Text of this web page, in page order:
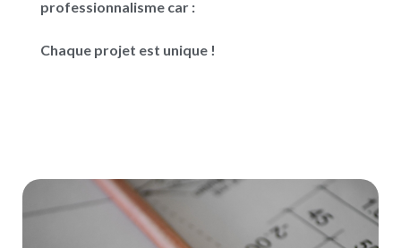
professionnalisme car :
Chaque projet est unique !